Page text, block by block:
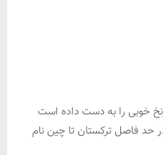
خوبی را به دست داده است
حد فاصل ترکستان تا چین نام